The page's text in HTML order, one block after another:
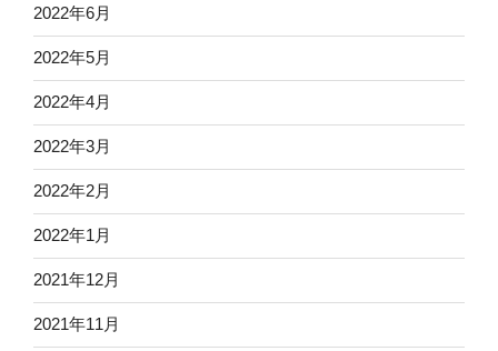
2022年6月
2022年5月
2022年4月
2022年3月
2022年2月
2022年1月
2021年12月
2021年11月